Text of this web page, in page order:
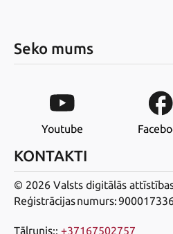
Seko mums
Youtube
KONTAKTI
© 2026 Valsts digitālās
Reģistrācijas numurs:
Tālrunis:: +37167502757